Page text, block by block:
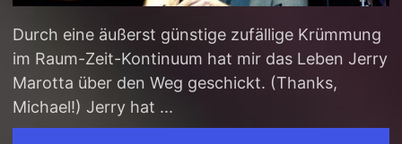
Durch eine äußerst günstige zufällige Krümmung
im Raum-Zeit-Kontinuum hat mir das Leben Jerry
Marotta über den Weg geschickt. (Thanks,
Michael!) Jerry hat ...